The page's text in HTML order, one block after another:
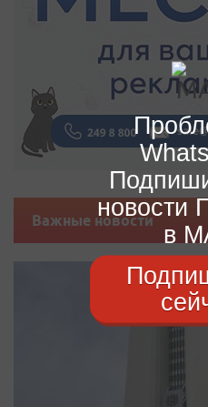
Важные новости
новости
в